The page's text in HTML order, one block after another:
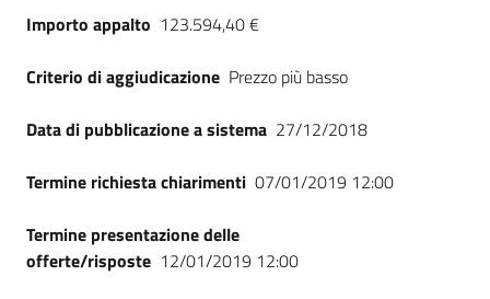
Importo appalto 123.594,40 €
Criterio di aggiudicazione Prezzo più basso
Data di pubblicazione a sistema 27/12/2018
Termine richiesta chiarimenti 07/01/2019 12:00
Termine presentazione delle
offerte/risposte 12/01/2019 12:00